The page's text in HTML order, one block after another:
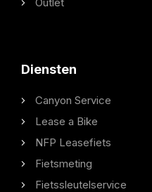
Diensten
Canyon Service
Lease a Bike
NFP Leasefiets
Fietsmeting
Fietssleutelservice